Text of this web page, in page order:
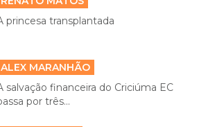
princesa transplantada
ALEX MARANHÃO
salvação financeira do Criciúma EC
por três...